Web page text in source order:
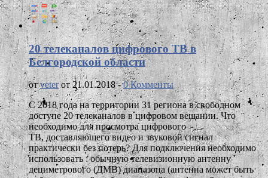
20 телеканалов цифрового ТВ в
Белгородской области
отveterот 21.01.2018 -0 Комменты
С 2018 года на территории 31 региона в свободном
доступе 20 телеканалов в цифровом вещании. Что
необходимо для просмотра цифрового
ТВ, доставляющего видео и звуковой сигнал
практически без потерь? Для подключения необходимо
использовать : обычную телевизионную антенну
дециметрового (ДМВ) диапазона (антенна может быть